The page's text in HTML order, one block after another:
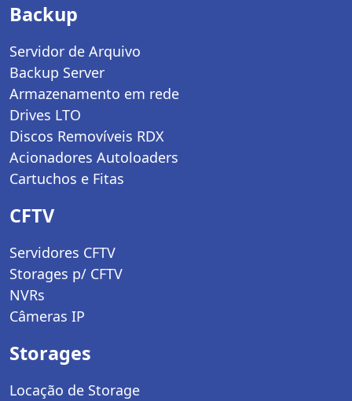
Backup
Servidor de Arquivo
Backup Server
Armazenamento em rede
Drives LTO
Discos Removíveis RDX
Acionadores Autoloaders
Cartuchos e Fitas
CFTV
Servidores CFTV
Storages p/ CFTV
NVRs
Câmeras IP
Storages
Locação de Storage